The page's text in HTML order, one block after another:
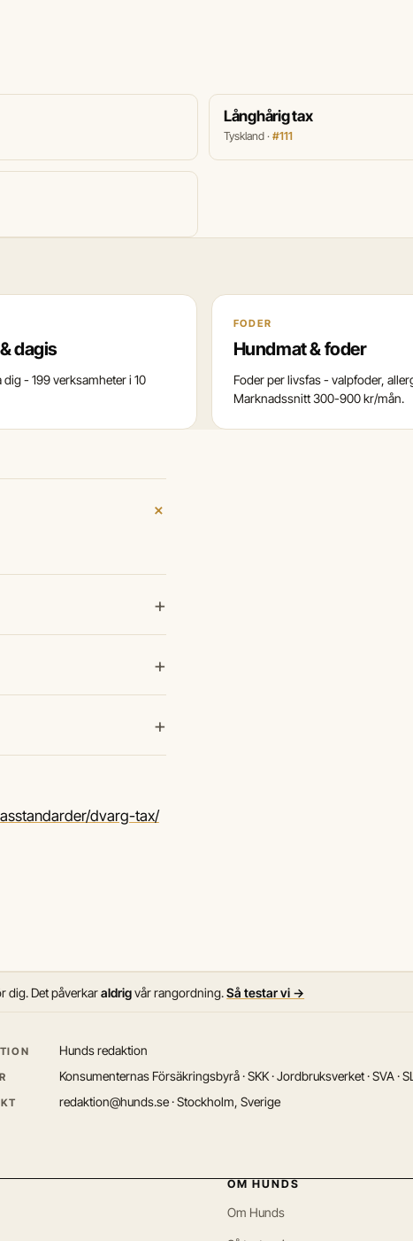
Långhårig tax
Tyskland · #111
dagis
- 199 verksamheter i 10
FODER
Hundmat & foder
Foder per livsfas - valpfoder,
Marknadssnitt 300-900 kr/mån.
+
+
+
+
dvarg-tax/
dig. Det påverkaraldrigvår rangordning.Så testar vi →
Hunds redaktion
Konsumenternas Försäkringsbyrå · SKK · Jordbruksverket · SVA ·
redaktion@hunds.se · Stockholm, Sverige
OM HUNDS
Om Hunds